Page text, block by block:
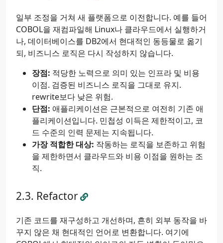
일부 조정을 거쳐 새 플랫폼으로 이전합니다. 예를 들어
COBOL을 재컴파일해 Linux나 클라우드에서 실행하거
나, 데이터베이스를 DB2에서 현대적인 동등물로 옮기
되, 비즈니스 로직은 다시 작성하지 않습니다.
장점: 적당한 노력으로 의미 있는 인프라 및 비용
이점. 검증된 비즈니스 로직을 그대로 유지.
rewrite보다 낮은 위험.
단점: 애플리케이션은 근본적으로 여전히 기존 애
플리케이션입니다. 민첩성 이득은 제한적이고, 코
드 수준의 인력 문제는 지속됩니다.
가장 적합한 대상: 작동하는 로직을 보존하고 위험
을 제한하면서 클라우드와 비용 이점을 원하는 조
직.
Refactor
기존 코드를 재구성하고 개선하며, 흔히 외부 동작을 바
꾸지 않은 채 현대적인 언어로 변환합니다. 여기에